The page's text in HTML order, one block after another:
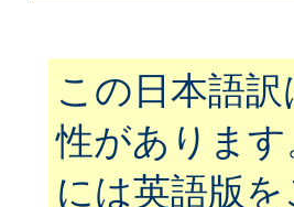
この日本語
性がありま
には英語版